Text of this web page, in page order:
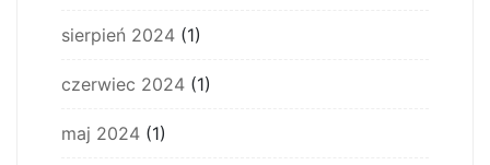
sierpień 2024 (1)
czerwiec 2024 (1)
maj 2024 (1)